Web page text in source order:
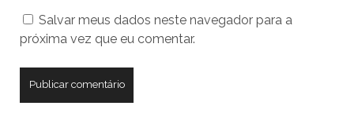
seu
site
Salvar meus dados neste navegador para a
próxima vez que eu comentar.